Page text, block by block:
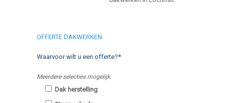
OFFERTE DAKWERKEN
Waarvoor wilt u een offerte?*
Meerdere selecties mogelijk.
Dak herstelling